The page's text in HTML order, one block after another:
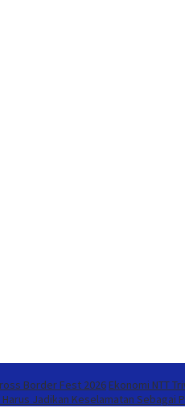
Border Fest 2026 Ekonomi NTT
Harus Jadikan Keselamatan Sebagai